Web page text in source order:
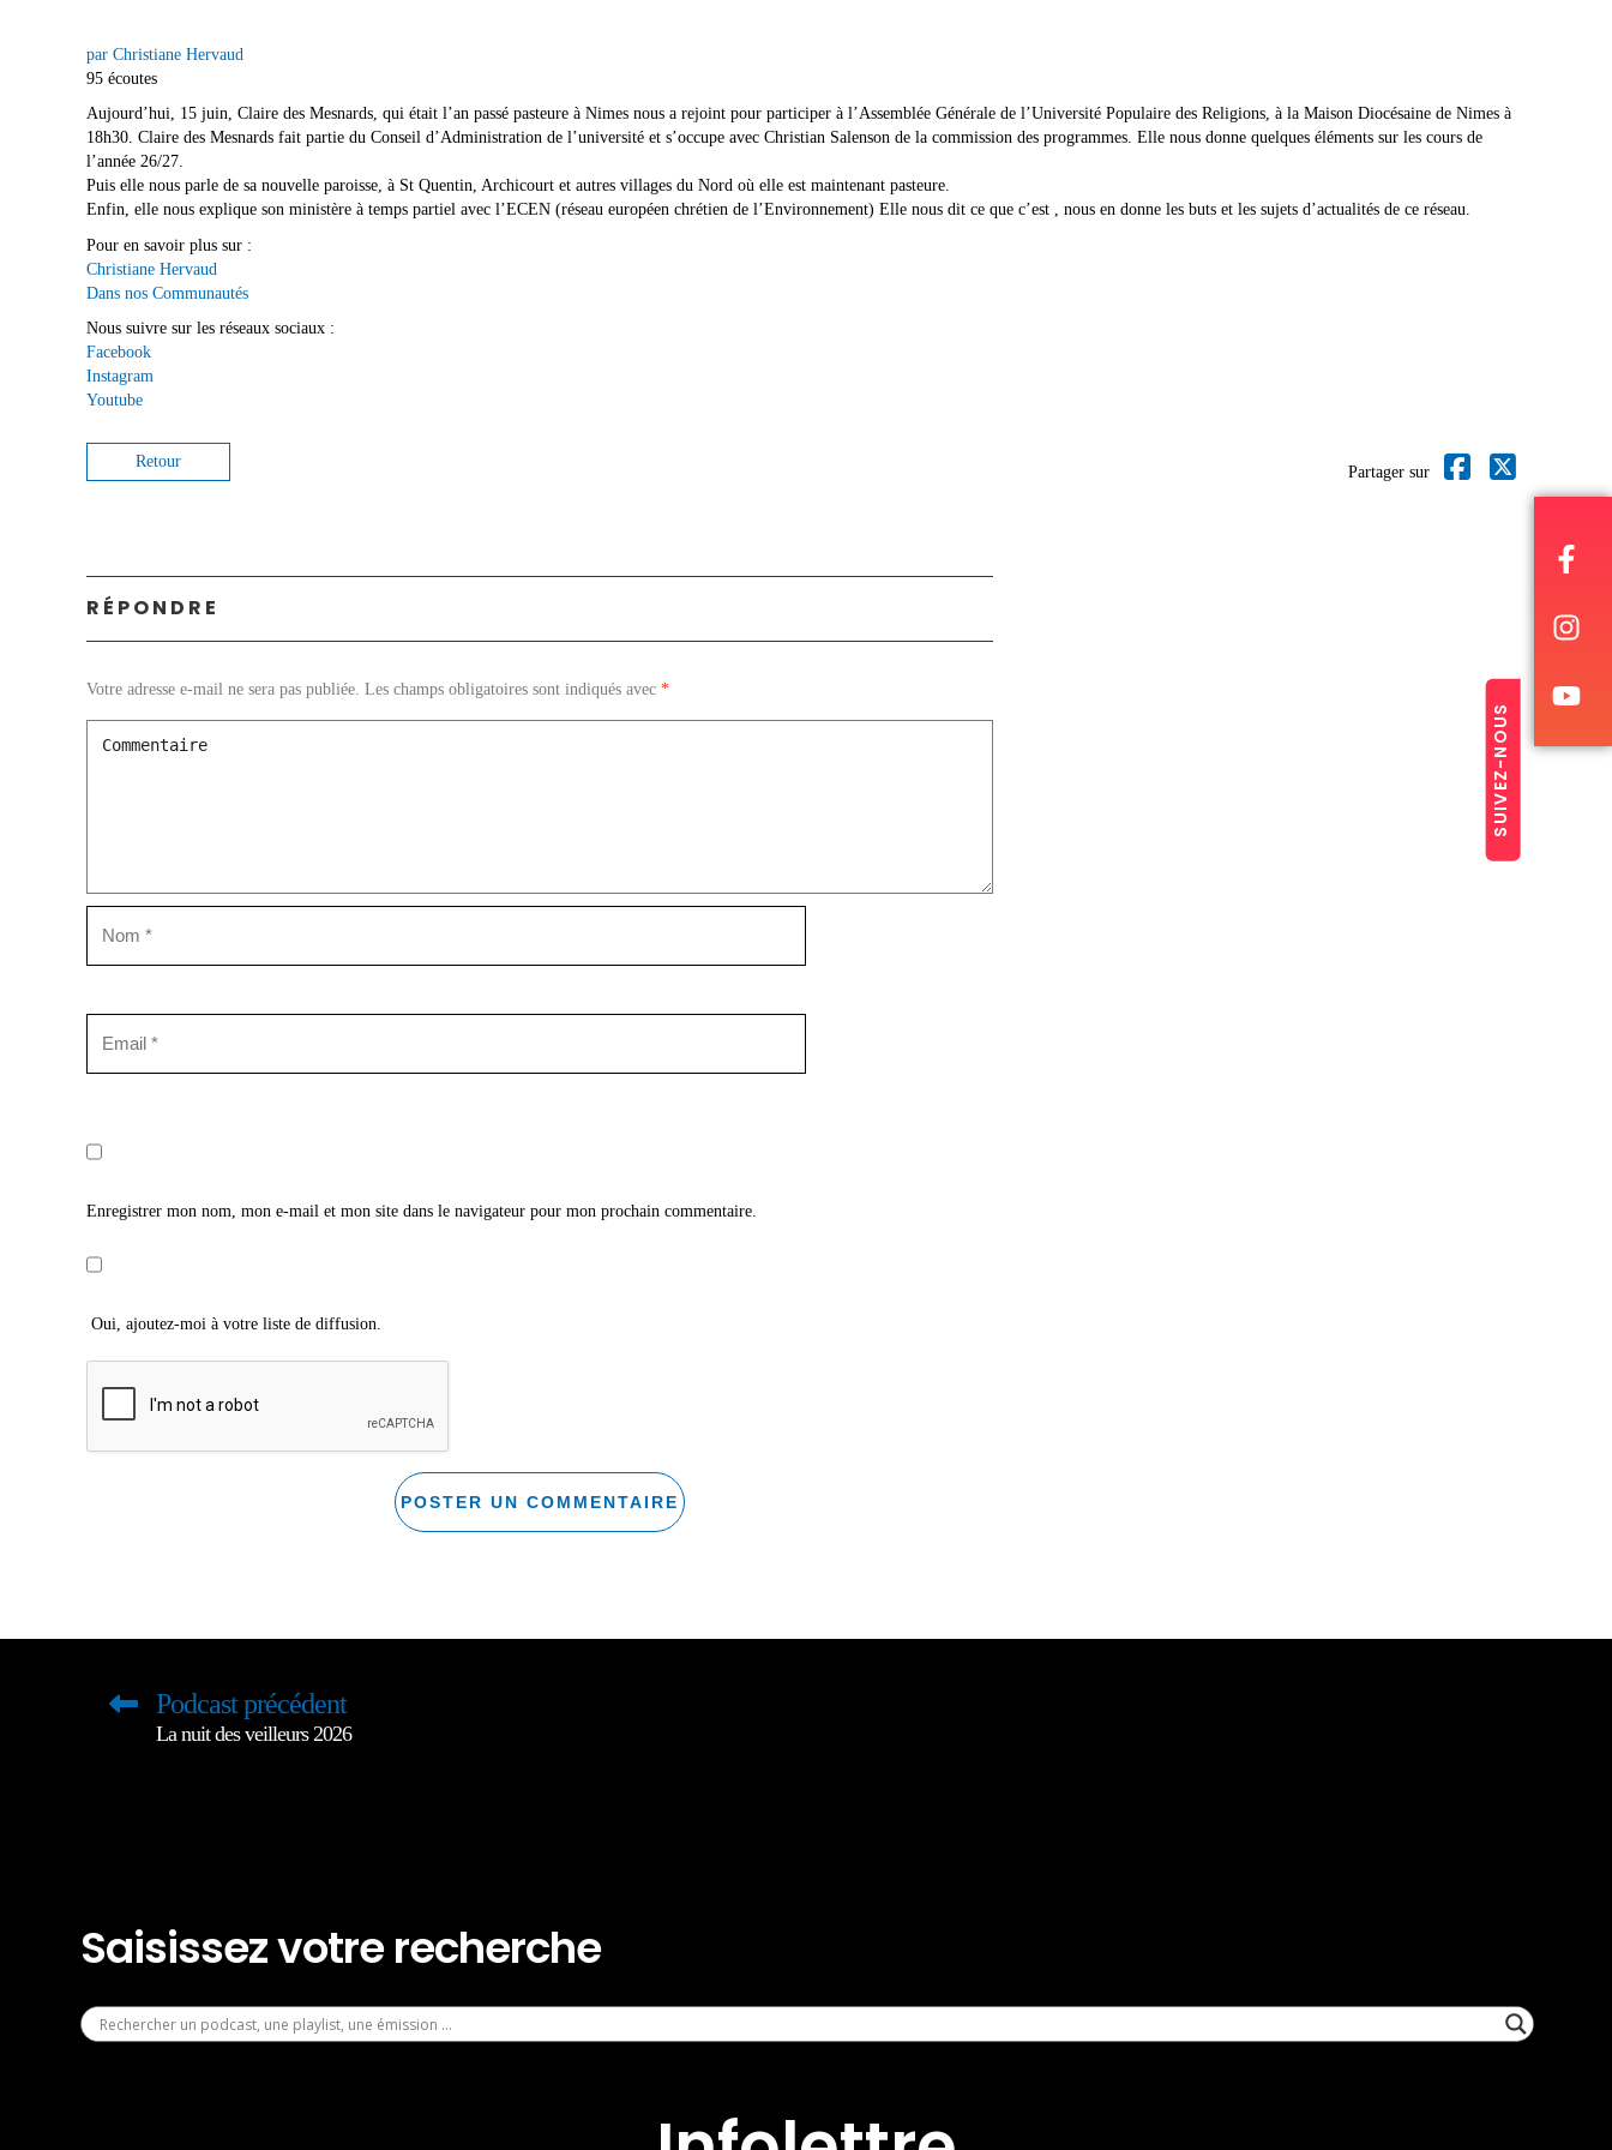
SUIVEZ-NOUS
par Christiane Hervaud
95 écoutes
Aujourd’hui, 15 juin, Claire des Mesnards, qui était l’an passé pasteure à Nimes nous a rejoint pour participer à l’Assemblée Générale de l’Université Populaire des Religions, à la Maison Diocésaine de Nimes à
18h30. Claire des Mesnards fait partie du Conseil d’Administration de l’université et s’occupe avec Christian Salenson de la commission des programmes. Elle nous donne quelques éléments sur les cours de
l’année 26/27.
Puis elle nous parle de sa nouvelle paroisse, à St Quentin, Archicourt et autres villages du Nord où elle est maintenant pasteure.
Enfin, elle nous explique son ministère à temps partiel avec l’ECEN (réseau européen chrétien de l’Environnement) Elle nous dit ce que c’est , nous en donne les buts et les sujets d’actualités de ce réseau.
Pour en savoir plus sur :
Christiane Hervaud
Dans nos Communautés
Nous suivre sur les réseaux sociaux :
Facebook
Instagram
Youtube
Retour
Partager sur
RÉPONDRE
Votre adresse e-mail ne sera pas publiée. Les champs obligatoires sont indiqués avec *
Enregistrer mon nom, mon e-mail et mon site dans le navigateur pour mon prochain commentaire.
Oui, ajoutez-moi à votre liste de diffusion.
Podcast précédent
La nuit des veilleurs 2026
Saisissez votre recherche